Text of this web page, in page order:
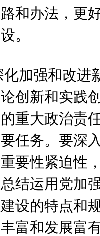
和办法，更
。
化加强和改进
创新和实践
重大政治责
任务。要深
要性紧迫性
结运用党加
设的特点和
富和发展富